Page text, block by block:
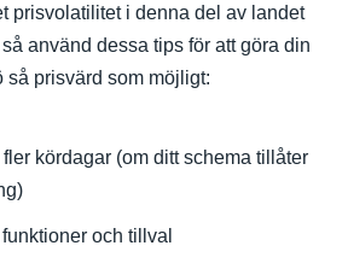
prisvolatilitet i denna del av landet
använd dessa tips för att göra din
så prisvärd som möjligt:
kördagar (om ditt schema tillåter
och tillval